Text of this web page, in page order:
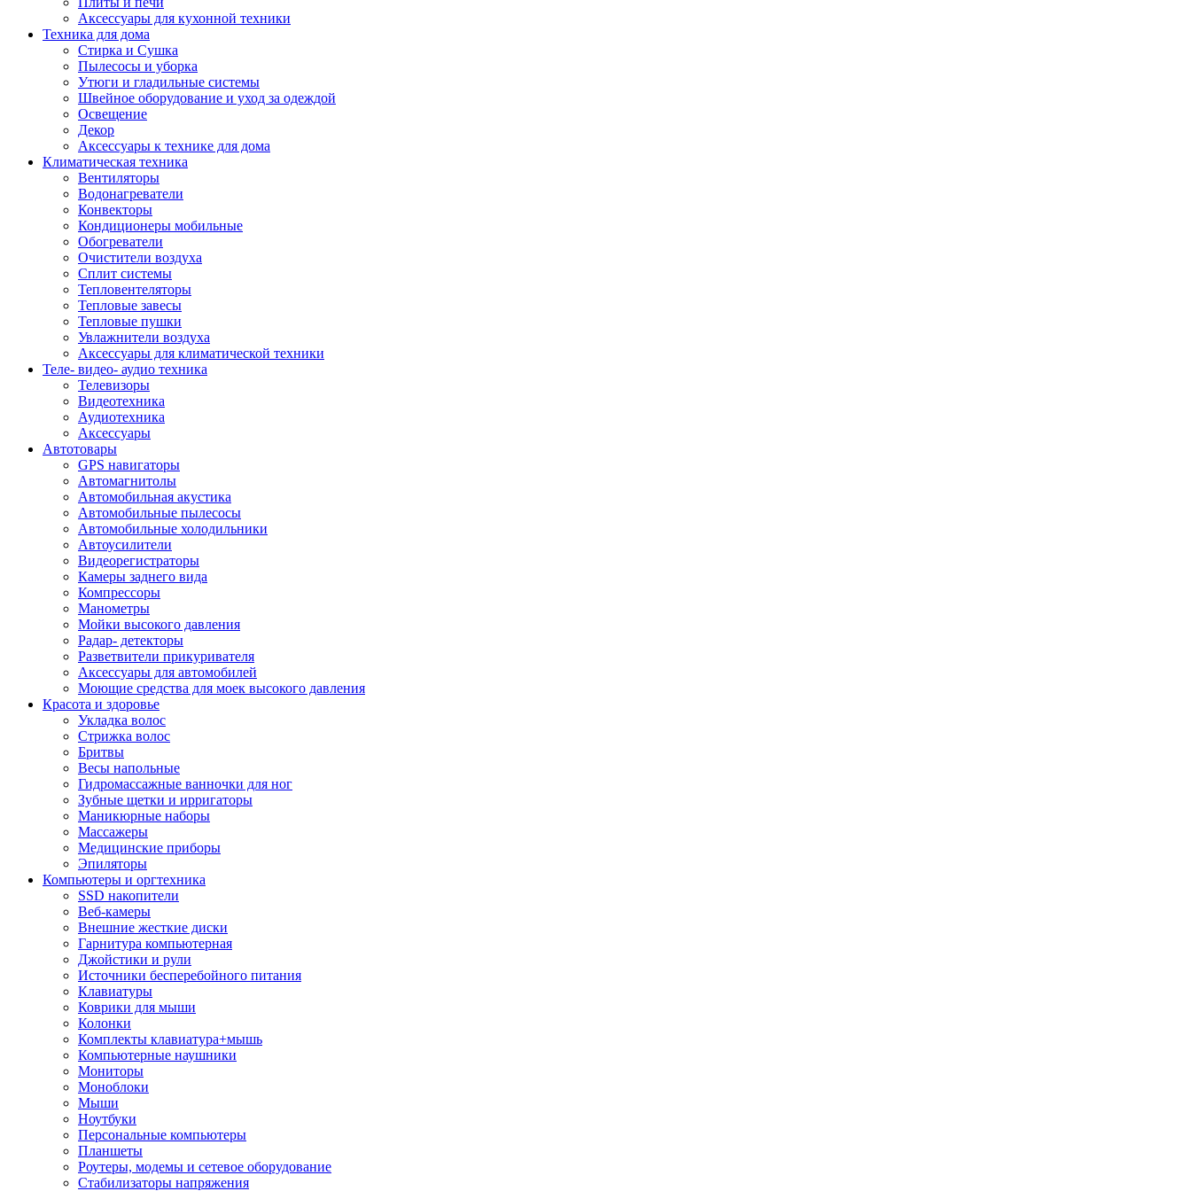
Аксессуары для кухонной техники
Техника для дома
Стирка и Сушка
Пылесосы и уборка
Утюги и гладильные системы
Швейное оборудование и уход за одеждой
Освещение
Декор
Аксессуары к технике для дома
Климатическая техника
Вентиляторы
Водонагреватели
Конвекторы
Кондиционеры мобильные
Обогреватели
Очистители воздуха
Сплит системы
Тепловентеляторы
Тепловые завесы
Тепловые пушки
Увлажнители воздуха
Аксессуары для климатической техники
Теле- видео- аудио техника
Телевизоры
Видеотехника
Аудиотехника
Аксессуары
Автотовары
GPS навигаторы
Автомагнитолы
Автомобильная акустика
Автомобильные пылесосы
Автомобильные холодильники
Автоусилители
Видеорегистраторы
Камеры заднего вида
Компрессоры
Манометры
Мойки высокого давления
Радар- детекторы
Разветвители прикуривателя
Аксессуары для автомобилей
Моющие средства для моек высокого давления
Красота и здоровье
Укладка волос
Стрижка волос
Бритвы
Весы напольные
Гидромассажные ванночки для ног
Зубные щетки и ирригаторы
Маникюрные наборы
Массажеры
Медицинские приборы
Эпиляторы
Компьютеры и оргтехника
SSD накопители
Веб-камеры
Внешние жесткие диски
Гарнитура компьютерная
Джойстики и рули
Источники бесперебойного питания
Клавиатуры
Коврики для мыши
Колонки
Комплекты клавиатура+мышь
Компьютерные наушники
Мониторы
Моноблоки
Мыши
Ноутбуки
Персональные компьютеры
Планшеты
Роутеры, модемы и сетевое оборудование
Стабилизаторы напряжения